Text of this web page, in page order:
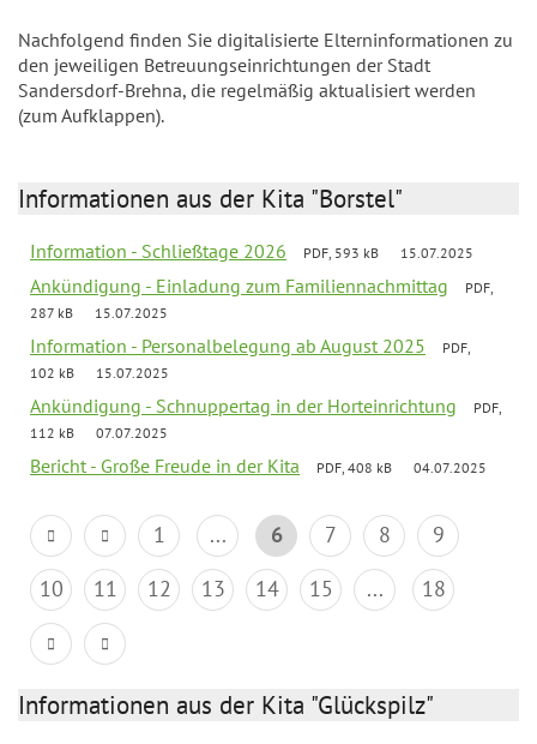
Nachfolgend finden Sie digitalisierte Elterninformationen zu
den jeweiligen Betreuungseinrichtungen der Stadt
Sandersdorf-Brehna, die regelmäßig aktualisiert werden
(zum Aufklappen).
Informationen aus der Kita "Borstel"
Information - Schließtage 2026 PDF, 593 kB 15.07.2025
Ankündigung - Einladung zum Familiennachmittag
PDF,
287 kB
15.07.2025
Information - Personalbelegung ab August 2025
PDF,
102 kB
15.07.2025
Ankündigung - Schnuppertag in der Horteinrichtung
PDF,
112 kB
07.07.2025
Bericht - Große Freude in der Kita PDF, 408 kB 04.07.2025
1 ... 6 7 8
9
10
11 12 13 14 15 ... 18
Informationen aus der Kita "Glückspilz"